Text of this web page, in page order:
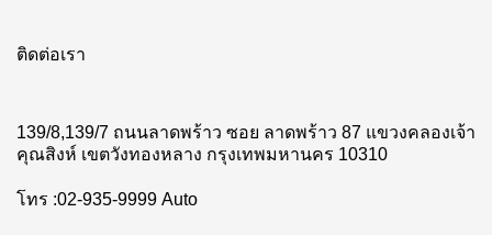
ติดต่อเรา
139/8,139/7 ถนนลาดพร้าว ซอย ลาดพร้าว 87 แขวงคลองเจ้า
คุณสิงห์ เขตวังทองหลาง กรุงเทพมหานคร 10310
โทร :02-935-9999 Auto